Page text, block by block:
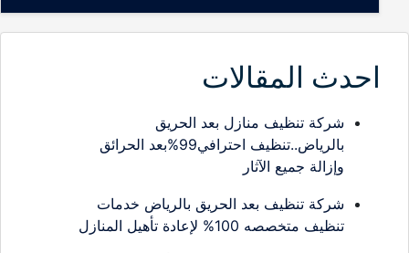
احدث المقالات
شركة تنظيف منازل بعد الحريق
بالرياض..تنظيف احترافي99%بعد الحرائق
وإزالة جميع الآثار
شركة تنظيف بعد الحريق بالرياض خدمات
تنظيف متخصصه 100% لإعادة تأهيل المنازل